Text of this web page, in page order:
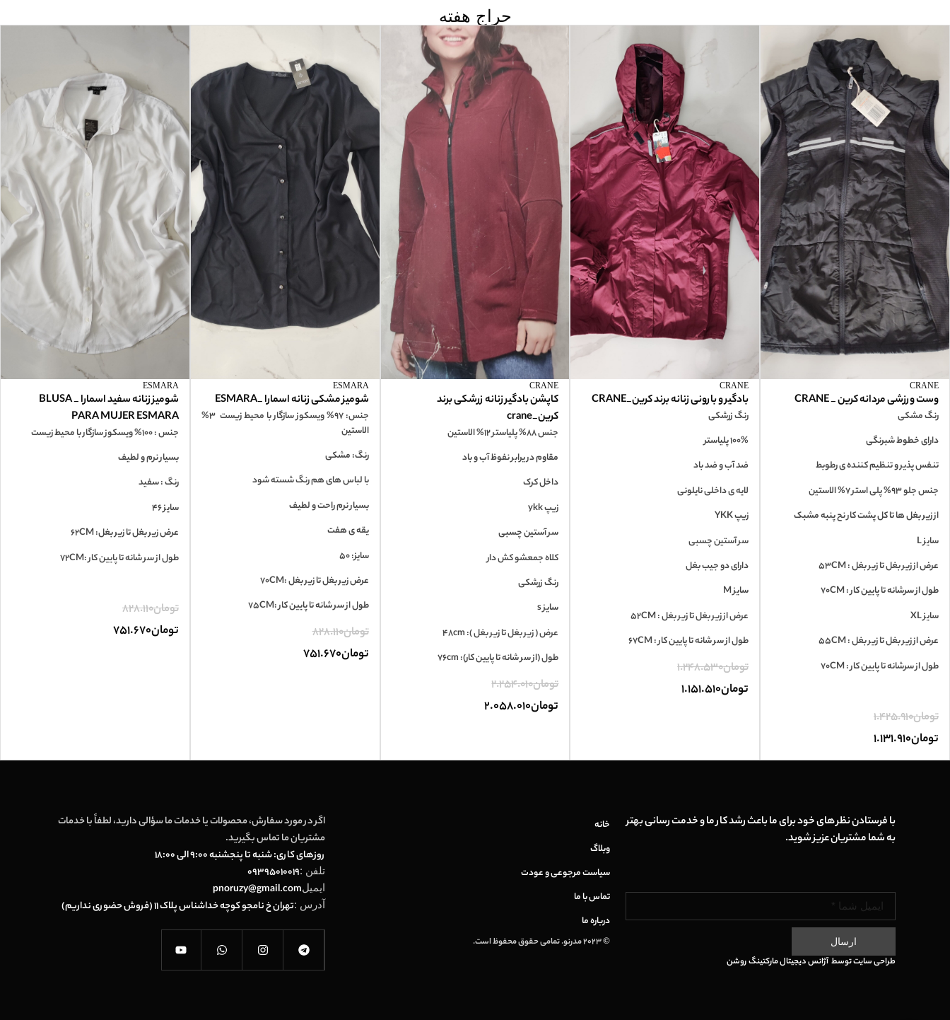
حراج هفته
CRANE
وست ورزشی مردانه کرین _ CRANE
رنگ مشکی
دارای خطوط شبرنگی
تنفس پذیر و تنظیم کننده ی رطوبط
جنس جلو 93% پلی استر 7% الاستین
از زیر بغل ها تا کل پشت کار نح پنبه مشبک
سایز L
عرض از زیر بغل تا زیر بغل : 53CM
طول از سرشانه تا پایین کار : 70CM
سایز XL
عرض از زیر بغل تا زیر بغل : 55CM
طول از سرشانه تا پایین کار : 70CM
تومان1.425.910
تومان1.131.910
CRANE
بادگیر و بارونی زنانه برند کرین_CRANE
رنگ زرشکی
100% پلیاستر
ضد آب و ضد باد
لایه ی داخلی نایلونی
زیپ YKK
سر آستین چسبی
دارای دو جیب بغل
سایز M
عرض از زیر بغل تا زیر بغل : 52CM
طول از سر شانه تا پایین کار : 67CM
تومان1.248.530
تومان1.151.510
CRANE
کاپشن بادگیر زنانه زرشکی برند
کرین_crane
جنس 88% پلیاستر 12% الاستین
مقاوم در یرابر نفوظ آب و باد
داخل کرک
زیپ ykk
سر آستین چسبی
کلاه جمعشو کش دار
رنگ زرشکی
سایز s
عرض ( زیر بغل تا زیر بغل ): 48cm
طول (از سر شانه تا پایین کار): 76cm
تومان2.254.010
تومان2.058.010
ESMARA
شومیز مشکی زنانه اسمارا _ESMARA
جنس: 97% ویسکوز سازگار با محیط زیست 3%
الاستین
رنگ: مشکی
با لباس های هم رنگ شسته شود
بسیار نرم راحت و لطیف
یقه ی هفت
سایز: 50
عرض زیر بغل تا زیر بغل :70CM
طول از سر شانه تا پایین کار :75CM
تومان828.110
تومان751.670
ESMARA
شومیز زنانه سفید اسمارا _ BLUSA
PARA MUJER ESMARA
جنس : 100% ویسکوز سازگار با محیط زیست
بسیار نرم و لطیف
رنگ : سفید
سایز 46
عرض زیر بغل تا زیر بغل: 62CM
طول از سر شانه تا پایین کار :72CM
تومان828.110
تومان751.670
با فرستادن نظر های خود برای ما باعث رشد کار ما و خدمت رسانی بهتر
به شما مشتریان عزیز شوید.
ارسال
طراحی سایتتوسطآژانس دیجیتال مارکتینگروشن
خانه
وبلاگ
سیاست مرجوعی و عودت
تماس با ما
درباره ما
© 2023 مدرنو. تمامی حقوق محفوظ است.
اگر در مورد سفارش، محصولات یا خدمات ما سؤالی دارید، لطفاً با خدمات
مشتریان ما تماس بگیرید.
روزهای کاری: شنبه تا پنجشنبه 9:00 الی 18:00
تلفن :09395010019
ایمیلpnoruzy@gmail.com
آدرس :تهران خ نامجو کوچه خداشناس پلاک 11 (فروش حضوری نداریم)